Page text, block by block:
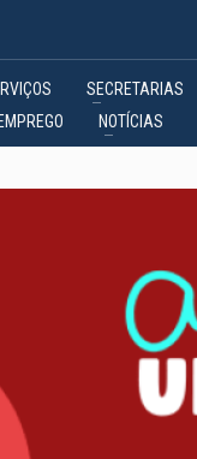
SECRETARIAS
NOTÍCIAS